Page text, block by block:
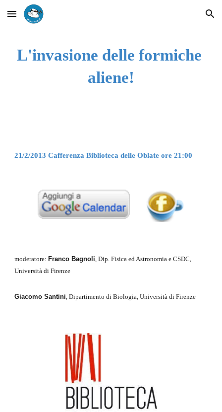
Skip to main content Skip to navigation
L'invasione delle formiche
aliene!
21/2/2013 Cafferenza Biblioteca delle Oblate ore 21:00
moderatore: Franco Bagnoli, Dip. Fisica ed Astronomia e CSDC,
Università di Firenze
Giacomo Santini, Dipartimento di Biologia, Università di Firenze